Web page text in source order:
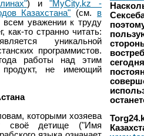
) и"MyCity.kz -
Казахстана" (см. в
уважении к труду
как-то странно читать:
уникальной
программистов.
работы над этим
не имеющий
которыми хозяева
своё детище ("Имя